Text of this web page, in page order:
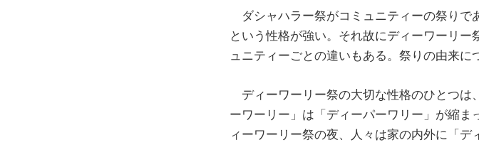
ダシャハラー祭がコミュニティーの祭りで
という性格が強い。それ故にディーワーリ
ュニティーごとの違いもある。祭りの由来に
ディーワーリー祭の大切な性格のひとつは
ーワーリー」は「ディーパーワリー」が縮
ィーワーリー祭の夜、人々は家の内外に「